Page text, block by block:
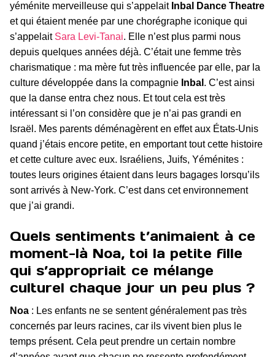
yéménite merveilleuse qui s’appelait Inbal Dance Theatre
et qui étaient menée par une chorégraphe iconique qui
s’appelait Sara Levi-Tanai. Elle n’est plus parmi nous
depuis quelques années déjà. C’était une femme très
charismatique : ma mère fut très influencée par elle, par la
culture développée dans la compagnie Inbal . C’est ainsi
que la danse entra chez nous. Et tout cela est très
intéressant si l’on considère que je n’ai pas grandi en
Israël. Mes parents déménagèrent en effet aux États-Unis
quand j’étais encore petite, en emportant tout cette histoire
et cette culture avec eux. Israéliens, Juifs, Yéménites :
toutes leurs origines étaient dans leurs bagages lorsqu’ils
sont arrivés à New-York. C’est dans cet environnement
que j’ai grandi.
Quels sentiments t’animaient à ce
moment-là Noa, toi la petite fille
qui s’appropriait ce mélange
culturel chaque jour un peu plus ?
Noa : Les enfants ne se sentent généralement pas très
concernés par leurs racines, car ils vivent bien plus le
temps présent. Cela peut prendre un certain nombre